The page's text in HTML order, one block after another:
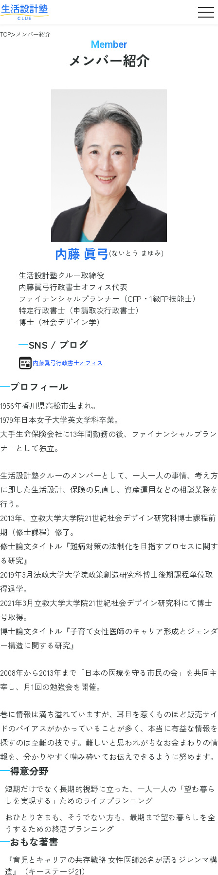
TOP メンバー紹介
Member
メンバー紹介
内藤 眞弓 (ないとう まゆみ)
生活設計塾クルー取締役
内藤眞弓行政書士オフィス代表
ファイナンシャルプランナー（CFP・1級FP技能士）
特定行政書士（申請取次行政書士）
博士（社会デザイン学）
SNS / ブログ
内藤眞弓行政書士オフィス
プロフィール
1956年香川県高松市生まれ。
1979年日本女子大学英文学科卒業。
大手生命保険会社に13年間勤務の後、ファイナンシャルプラン
ナーとして独立。
生活設計塾クルーのメンバーとして、一人一人の事情、考え方
に即した生活設計、保険の見直し、資産運用などの相談業務を
行う。
2013年、立教大学大学院21世紀社会デザイン研究科博士課程前
期（修士課程）修了。
修士論文タイトル『難病対策の法制化を目指すプロセスに関す
る研究』
2019年3月法政大学大学院政策創造研究科博士後期課程単位取
得退学。
2021年3月立教大学大学院21世紀社会デザイン研究科にて博士
号取得。
博士論文タイトル『子育て女性医師のキャリア形成とジェンダ
ー構造に関する研究』
2008年から2013年まで「日本の医療を守る市民の会」を共同主
宰し、月1回の勉強会を開催。
巷に情報は満ち溢れていますが、耳目を惹くものほど販売サイ
ドのバイアスがかかっていることが多く、本当に有益な情報を
探すのは至難の技です。難しいと思われがちなお金まわりの情
報を、分かりやすく噛み砕いてお伝えできるように努めます。
得意分野
短期だけでなく長期的視野に立った、一人一人の「望む暮ら
しを実現する」ためのライフプランニング
おひとりさまも、そうでない方も、最期まで望む暮らしを全
うするための終活プランニング
おもな著書
『育児とキャリアの共存戦略 女性医師26名が語るジレンマ構
造』（キーステージ21）